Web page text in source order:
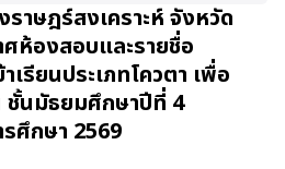
ราษฎร์สงเคราะห์ จังหวัด
ศห้องสอบและรายชื่อ
เรียนประเภทโควตา เพื่อ
ชั้นมัธยมศึกษาปีที่ 4
ศึกษา 2569